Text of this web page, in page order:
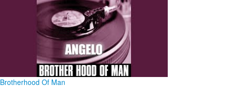
Brotherhood Of Man